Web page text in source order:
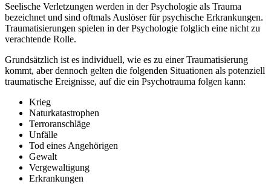
Seelische Verletzungen werden in der Psychologie als Trauma
bezeichnet und sind oftmals Auslöser für psychische Erkrankungen.
Traumatisierungen spielen in der Psychologie folglich eine nicht zu
verachtende Rolle.
Grundsätzlich ist es individuell, wie es zu einer Traumatisierung
kommt, aber dennoch gelten die folgenden Situationen als potenziell
traumatische Ereignisse, auf die ein Psychotrauma folgen kann:
Krieg
Naturkatastrophen
Terroranschläge
Unfälle
Tod eines Angehörigen
Gewalt
Vergewaltigung
Erkrankungen